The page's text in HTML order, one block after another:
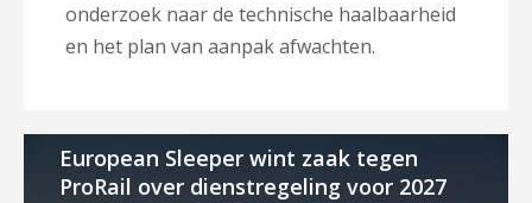
onderzoek naar de technische haalbaarheid
en het plan van aanpak afwachten.
European Sleeper wint zaak tegen
ProRail over dienstregeling voor 2027